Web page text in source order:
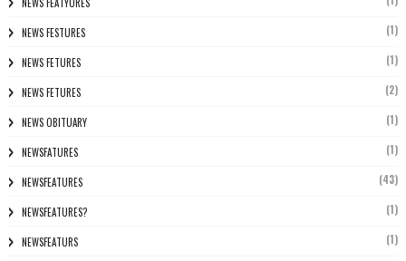
NEWS FEATYURES
NEWS FESTURES (1)
NEWS FETURES (1)
NEWS FETURES (2)
NEWS OBITUARY (1)
NEWSFATURES (1)
NEWSFEATURES (43)
NEWSFEATURES? (1)
NEWSFEATURS (1)